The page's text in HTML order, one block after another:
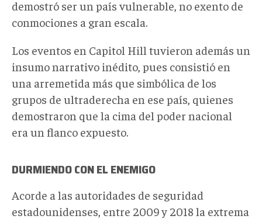
demostró ser un país vulnerable, no exento de
conmociones a gran escala.
Los eventos en Capitol Hill tuvieron además un
insumo narrativo inédito, pues consistió en
una arremetida más que simbólica de los
grupos de ultraderecha en ese país, quienes
demostraron que la cima del poder nacional
era un flanco expuesto.
DURMIENDO CON EL ENEMIGO
Acorde a las autoridades de seguridad
estadounidenses, entre 2009 y 2018 la extrema